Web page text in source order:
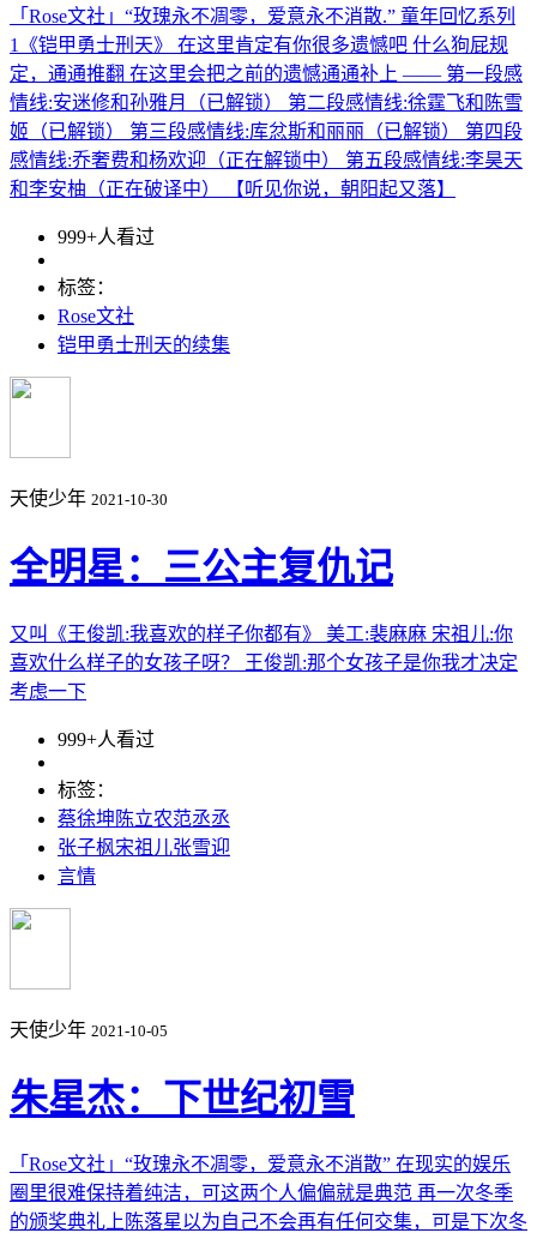
「Rose文社」“玫瑰永不凋零，爱意永不消散.” 童年回忆系列
1《铠甲勇士刑天》 在这里肯定有你很多遗憾吧 什么狗屁规
定，通通推翻 在这里会把之前的遗憾通通补上 —— 第一段感
情线:安迷修和孙雅月（已解锁） 第二段感情线:徐霆飞和陈雪
姬（已解锁） 第三段感情线:库忿斯和丽丽（已解锁） 第四段
感情线:乔奢费和杨欢迎（正在解锁中） 第五段感情线:李昊天
和李安柚（正在破译中） 【听见你说，朝阳起又落】
999+人看过
标签：
Rose文社
铠甲勇士刑天的续集
天使少年 2021-10-30
全明星：三公主复仇记
又叫《王俊凯:我喜欢的样子你都有》 美工:裴麻麻 宋祖儿:你
喜欢什么样子的女孩子呀？ 王俊凯:那个女孩子是你我才决定
考虑一下
999+人看过
标签：
蔡徐坤陈立农范丞丞
张子枫宋祖儿张雪迎
言情
天使少年 2021-10-05
朱星杰：下世纪初雪
「Rose文社」“玫瑰永不凋零，爱意永不消散” 在现实的娱乐
圈里很难保持着纯洁，可这两个人偏偏就是典范 再一次冬季
的颁奖典礼上陈落星以为自己不会再有任何交集，可是下次冬